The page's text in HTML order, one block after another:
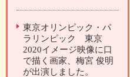
東京オリンピック・パ
ラリンピック 東京
2020イメージ映像に口
で描く画家、梅宮 俊明
が出演しました。